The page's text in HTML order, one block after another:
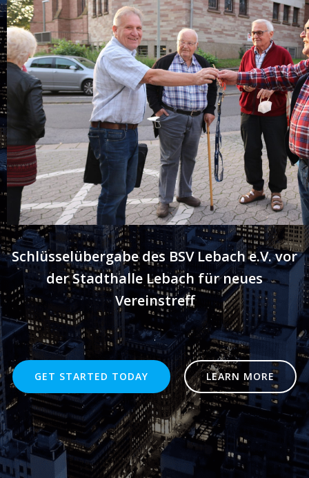
Schlüsselübergabe des BSV Lebach e.V. vor
der Stadthalle Lebach für neues
Vereinstreff
.
GET STARTED TODAY LEARN MORE